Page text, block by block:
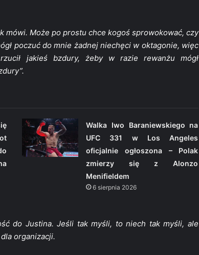
mówi. Może po prostu chce kogoś sprowokować, czy
poczuć do mnie żadnej niechęci w oktagonie, więc
jakieś bzdury, żeby w razie rewanżu mógł
Walka Iwo Baraniewskiego na
UFC 331 w Los Angeles
oficjalnie ogłoszona – Polak
zmierzy się z Alonzo
Menifieldem
6 sierpnia 2026
do Justina. Jeśli tak myśli, to niech tak myśli, ale
organizacji.